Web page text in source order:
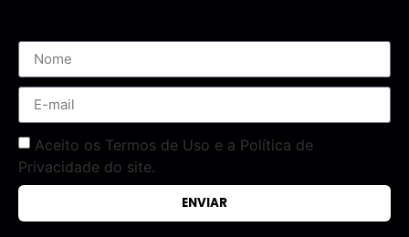
Aceito os Termos de Uso e a Política de
Privacidade do site.
ENVIAR